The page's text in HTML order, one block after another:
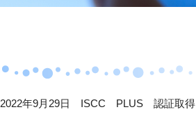
2022年9月29日 ISCC PLUS 認証取得